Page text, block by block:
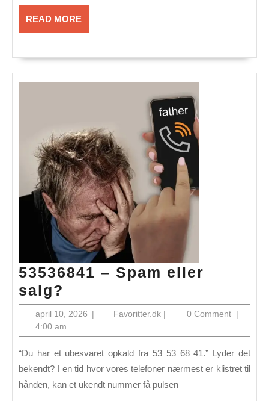
READ MOREREAD
MORE
53536841 – Spam eller
salg?
–
Spam
salg?
april 10, 2026april
2026
| Favoritter.dkFavoritter.dk
| 0 Comment |
4:00 am
“Du har et ubesvaret opkald fra 53 53 68 41.” Lyder det
bekendt? I en tid hvor vores telefoner nærmest er klistret til
hånden, kan et ukendt nummer få pulsen